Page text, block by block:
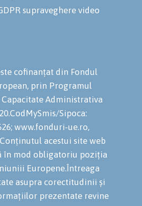
supraveghere video
cofinanțat din Fondul
prin Programul
Administrativa
Sipoca:
www.fonduri-ue.ro,
acestui site web
în mod obligatoriu poziția
Europene.Întreaga
asupra corectitudinii și
prezentate revine